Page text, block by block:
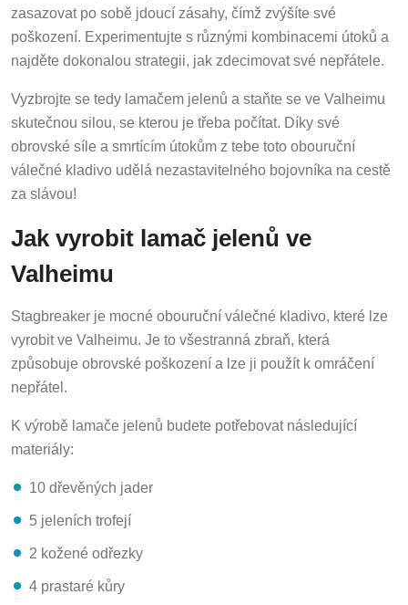
zasazovat po sobě jdoucí zásahy, čímž zvýšíte své
poškození. Experimentujte s různými kombinacemi útoků a
najděte dokonalou strategii, jak zdecimovat své nepřátele.
Vyzbrojte se tedy lamačem jelenů a staňte se ve Valheimu
skutečnou silou, se kterou je třeba počítat. Díky své
obrovské síle a smrtícím útokům z tebe toto obouruční
válečné kladivo udělá nezastavitelného bojovníka na cestě
za slávou!
Jak vyrobit lamač jelenů ve
Valheimu
Stagbreaker je mocné obouruční válečné kladivo, které lze
vyrobit ve Valheimu. Je to všestranná zbraň, která
způsobuje obrovské poškození a lze ji použít k omráčení
nepřátel.
K výrobě lamače jelenů budete potřebovat následující
materiály:
10 dřevěných jader
5 jeleních trofejí
2 kožené odřezky
4 prastaré kůry